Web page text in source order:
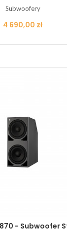
Subwoofery
Cena
4 690,00 zł
- Subwoofer